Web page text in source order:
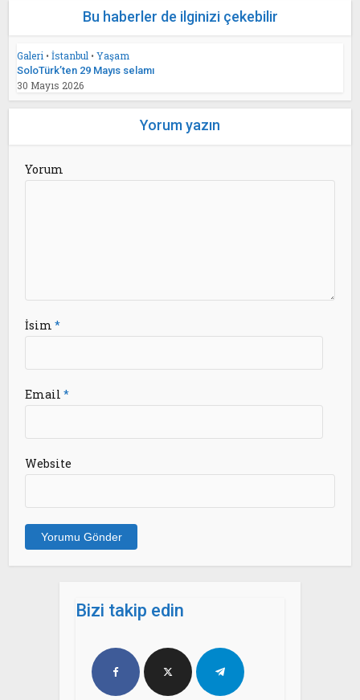
Bu haberler de ilginizi çekebilir
Galeri • İstanbul • Yaşam
SoloTürk’ten 29 Mayıs selamı
30 Mayıs 2026
Yorum yazın
Yorum
İsim*
Email*
Website
Bizi takip edin